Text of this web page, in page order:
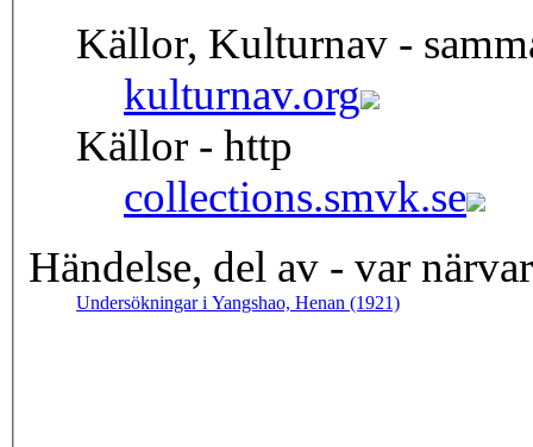
Källor, Kulturnav -
kulturnav.org
Källor - http
collections.smvk.se
Händelse, del av - var
Undersökningar i Yangshao, Henan (1921)